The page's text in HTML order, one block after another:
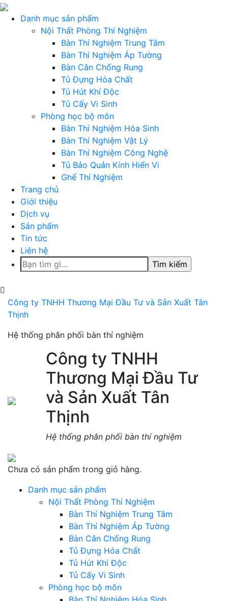
Danh mục sản phẩm
Nội Thất Phòng Thí Nghiệm
Bàn Thí Nghiệm Trung Tâm
Bàn Thí Nghiệm Áp Tường
Bàn Cân Chống Rung
Tủ Đựng Hóa Chất
Tủ Hút Khí Độc
Tủ Cấy Vi Sinh
Phòng học bộ môn
Bàn Thí Nghiệm Hóa Sinh
Bàn Thí Nghiệm Vật Lý
Bàn Thí Nghiệm Công Nghệ
Tủ Bảo Quản Kính Hiển Vi
Ghế Thí Nghiệm
Trang chủ
Giới thiệu
Dịch vụ
Sản phẩm
Tin tức
Liên hệ
Tìm
kiếm
Công ty TNHH Thương Mại Đầu Tư và Sản Xuất Tân
Thịnh
Hệ thống phân phối bàn thí nghiệm
Công ty TNHH
Thương Mại Đầu Tư
và Sản Xuất Tân
Thịnh
Hệ thống phân phối bàn thí nghiệm
Chưa có sản phẩm trong giỏ hàng.
Danh mục sản phẩm
Nội Thất Phòng Thí Nghiệm
Bàn Thí Nghiệm Trung Tâm
Bàn Thí Nghiệm Áp Tường
Bàn Cân Chống Rung
Tủ Đựng Hóa Chất
Tủ Hút Khí Độc
Tủ Cấy Vi Sinh
Phòng học bộ môn